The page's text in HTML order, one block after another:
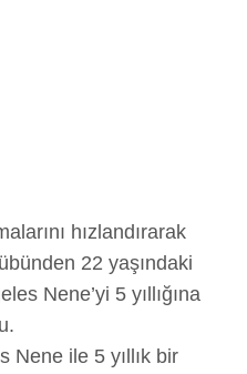
hızlandırarak
22 yaşındaki
Nene’yi 5 yıllığına
Nene ile 5 yıllık bir